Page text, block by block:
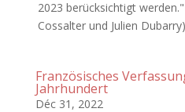
2023 berücksichtigt
Cossalter und Julien
Französisches
Jahrhundert
Déc 31, 2022